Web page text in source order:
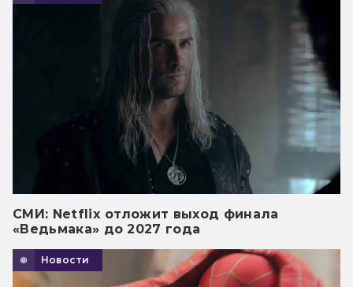
СМИ: Netflix отложит выход финала
«Ведьмака» до 2027 года
Новости